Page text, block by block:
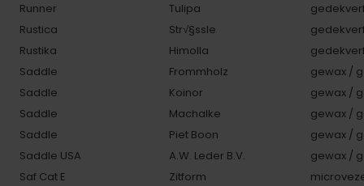
Runner
Tulipa
Rustica
Str√§ssle
Rustika
Himolla
Saddle
Frommholz
gewax /
Saddle
Koinor
gewax /
Saddle
Machalke
gewax /
Saddle
Piet Boon
gewax /
Saddle USA
A.W. Leder B.V.
gewax /
Saf Cat E
Zitform